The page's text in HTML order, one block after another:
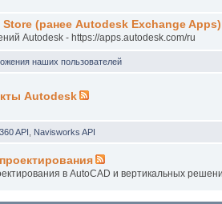
(ранее Autodesk Exchange Apps)
Autodesk - https://apps.autodesk.com/ru
наших пользователей
Autodesk
API Navisworks API
в AutoCAD и вертикальных